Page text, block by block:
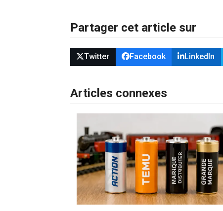
Partager cet article sur
Twitter Facebook LinkedIn
Articles connexes